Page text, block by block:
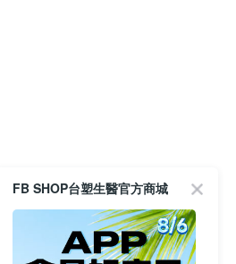
FB SHOP台塑生醫官方商城